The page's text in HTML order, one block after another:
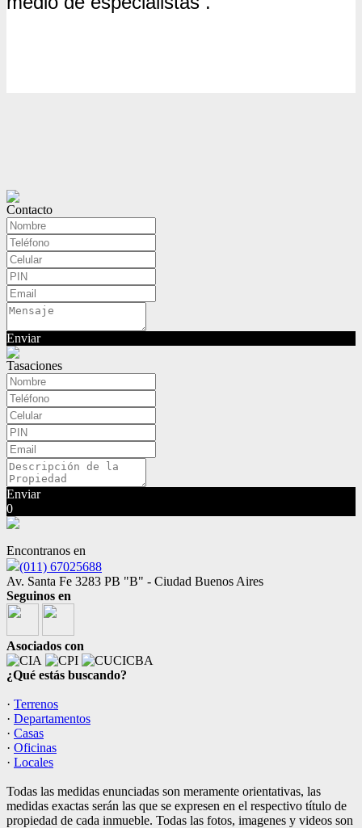
Contacto
Enviar
Tasaciones
Enviar
0
Encontranos en
(011) 67025688
Av. Santa Fe 3283 PB "B" - Ciudad Buenos Aires
Seguinos en
Asociados con
¿Qué estás buscando?
· Terrenos
· Departamentos
· Casas
· Oficinas
· Locales
Todas las medidas enunciadas son meramente orientativas, las
medidas exactas serán las que se expresen en el respectivo título de
propiedad de cada inmueble. Todas las fotos, imagenes y videos son